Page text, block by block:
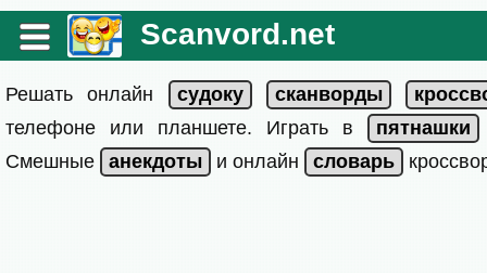
Scanvord.net
Решать онлайн
телефоне или планшете. Играть в
Смешные
и онлайн